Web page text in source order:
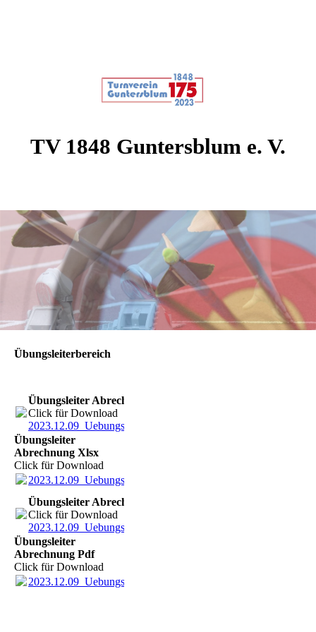
TV 1848 Guntersblum e. V.
Übungsleiterbereich
Übungsleiter Abrechnung Xlsx
Click für Download
2023.12.09_Uebungsleiterabrechnung_Leerformular.xlsx
Übungsleiter
Abrechnung Xlsx
Click für Download
2023.12.09_Uebungsleiterabrechnung_Leerformular.xlsx
Übungsleiter Abrechnung Pdf
Click für Download
2023.12.09_Uebungsleiterabrechnung_Leerformular_PDF.pdf
Übungsleiter
Abrechnung Pdf
Click für Download
2023.12.09_Uebungsleiterabrechnung_Leerformular_PDF.pdf